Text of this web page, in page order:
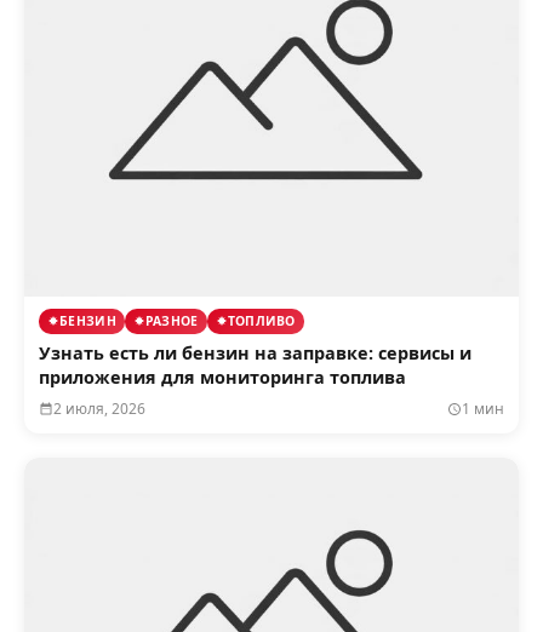
БЕНЗИН РАЗНОЕ ТОПЛИВО
Узнать есть ли бензин на заправке: сервисы и
приложения для мониторинга топлива
2 июля, 2026 1 мин